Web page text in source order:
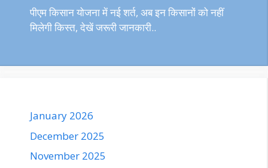
पीएम किसान योजना में नई शर्त, अब इन किसानों को नहीं
मिलेगी किस्त, देखें जरूरी जानकारी..
January 2026
December 2025
November 2025